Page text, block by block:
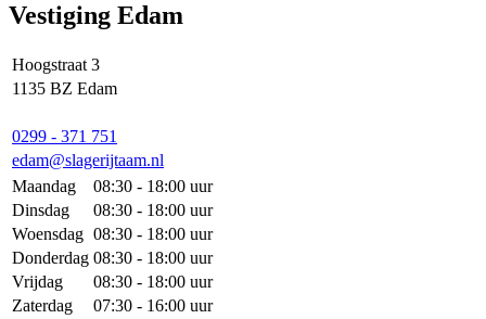
Vestiging Edam
Hoogstraat 3
1135 BZ Edam
0299 - 371 751
edam@slagerijtaam.nl
Maandag
08:30 - 18:00 uur
Dinsdag
08:30 - 18:00 uur
Woensdag 08:30 - 18:00 uur
Donderdag 08:30 - 18:00 uur
Vrijdag
08:30 - 18:00 uur
Zaterdag
07:30 - 16:00 uur